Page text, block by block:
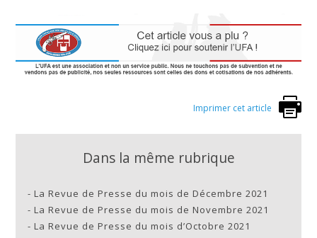
Imprimer cet article
Dans la même rubrique
-La Revue de Presse du mois de Décembre 2021
-La Revue de Presse du mois de Novembre 2021
-La Revue de Presse du mois d’Octobre 2021